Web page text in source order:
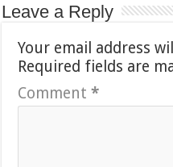
Leave a Reply
Your email address
Required fields are
Comment*